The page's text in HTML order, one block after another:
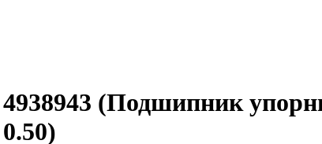
4938943 (Подшипник
0.50)